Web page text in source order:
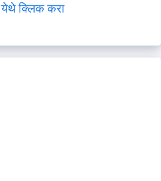
येथे क्लिक करा